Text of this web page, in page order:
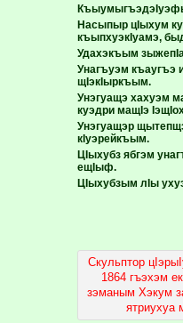
Насыпыр цIыхум
къыпхуэкIуамэ,
Удахэкъым
Унагъуэм
щIэкIыркъым.
Унэгуащэ хахуэм
куэдри мащIэ
Унэгуащэр
кIуэрейкъым.
ЦIыхубз ябгэм
ещIыф.
ЦIыхубзым лIы
Скульптор
1864 гъэхэм
зэманым Хэкум
ятриухуа